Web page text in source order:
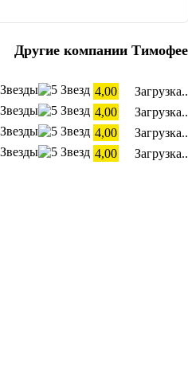
Другие компании
4,00
4,00
4,00
4,00